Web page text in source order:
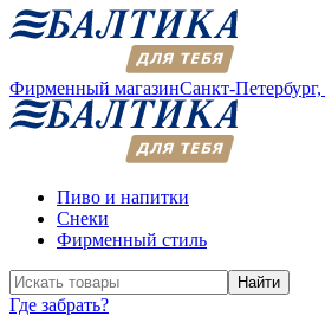
Фирменный магазинСанкт-Петербург,
Пиво и напитки
Снеки
Фирменный стиль
Найти
Где забрать?